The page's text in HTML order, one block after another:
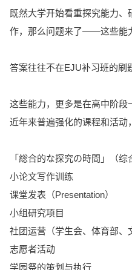
既然大学开始看重探究能力
作，那么问题来了——这些能
答案往往不在EJU补习班的刷
这些能力，更多是在高中阶段
近年来普遍强化的课程和活动
「総合的な探究の時間」（综
小论文写作训练
课堂发表（Presentation）
小组研究项目
社团运营（学生会、体育部、
志愿者活动
学园祭的策划与执行